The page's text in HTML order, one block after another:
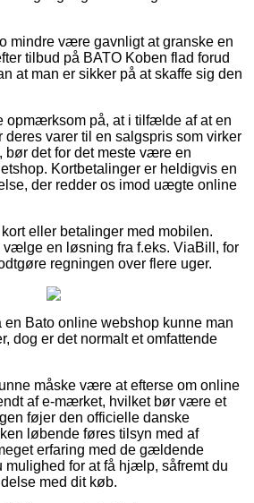
mindre være gavnligt at granske en
tilbud på BATO Koben flad forud
at man er sikker på at skaffe sig den
opmærksom på, at i tilfælde af at en
deres varer til en salgspris som virker
det for det meste være en
Kortbetalinger er heldigvis en
der redder os imod uægte online
eller betalinger med mobilen.
vælge en løsning fra f.eks. ViaBill, for
regningen over flere uger.
en Bato online webshop kunne man
dog er det normalt et omfattende
måske være at efterse om online
af e-mærket, hvilket bør være et
føjer den officielle danske
løbende føres tilsyn med af
erfaring med de gældende
mulighed for at få hjælp, såfremt du
med dit køb.